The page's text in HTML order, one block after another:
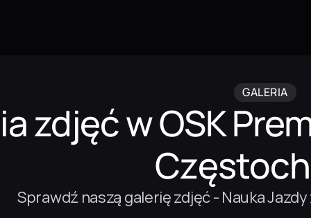
GALERIA
zdjęć w OSK
Sprawdź naszą galerię zdjęć - Nauka